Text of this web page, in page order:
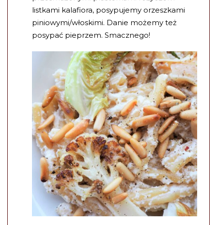
listkami kalafiora, posypujemy orzeszkami
piniowymi/włoskimi. Danie możemy też
posypać pieprzem. Smacznego!